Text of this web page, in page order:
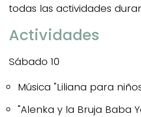
todas las actividades
Actividades
Sábado 10
Música "Liliana para
"Alenka y la Bruja Baba